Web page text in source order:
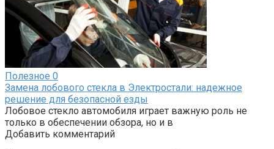
Полезное 0
Замена лобового стекла в Электростали: надежное
решение для безопасной езды
Лобовое стекло автомобиля играет важную роль не
только в обеспечении обзора, но и в
Добавить комментарий